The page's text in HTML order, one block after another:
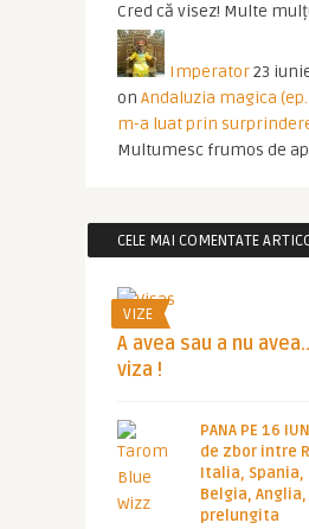
Cred că visez! Multe
Imperator23
on Andaluzia magica
m-a luat prin
Multumesc frumos de
CELE MAI COMENTATE
VIZE
A avea sau a nu
viza !
PANA PE 16
de zbor intre
Italia, Spania,
Belgia,
prelungita